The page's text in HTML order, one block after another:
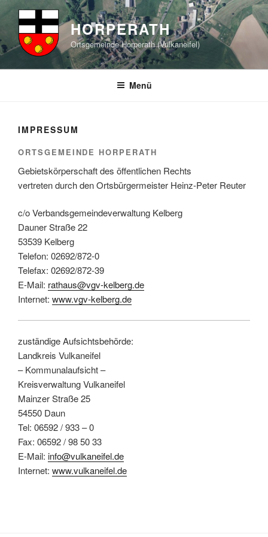
Zum
Inhalt
springen
HORPERATH
Ortsgemeinde Horperath (Vulkaneifel)
Menü
IMPRESSUM
ORTSGEMEINDE HORPERATH
Gebietskörperschaft des öffentlichen Rechts
vertreten durch den Ortsbürgermeister Heinz-Peter Reuter
c/o Verbandsgemeindeverwaltung Kelberg
Dauner Straße 22
53539 Kelberg
Telefon: 02692/872-0
Telefax: 02692/872-39
E-Mail: rathaus@vgv-kelberg.de
Internet: www.vgv-kelberg.de
zuständige Aufsichtsbehörde:
Landkreis Vulkaneifel
– Kommunalaufsicht –
Kreisverwaltung Vulkaneifel
Mainzer Straße 25
54550 Daun
Tel: 06592 / 933 – 0
Fax: 06592 / 98 50 33
E-Mail: info@vulkaneifel.de
Internet: www.vulkaneifel.de